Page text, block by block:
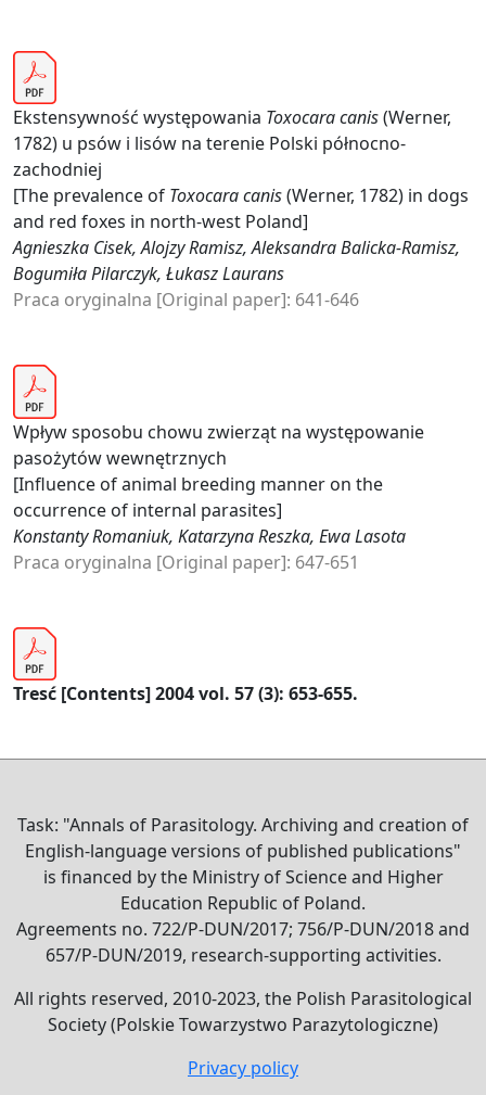
Ekstensywność występowania Toxocara canis(Werner,
1782) u psów i lisów na terenie Polski północno-
zachodniej
[The prevalence of Toxocara canis(Werner, 1782) in dogs
and red foxes in north-west Poland]
Agnieszka Cisek, Alojzy Ramisz, Aleksandra Balicka-Ramisz,
Bogumiła Pilarczyk, Łukasz Laurans
Praca oryginalna [Original paper]: 641-646
Wpływ sposobu chowu zwierząt na występowanie
pasożytów wewnętrznych
[Influence of animal breeding manner on the
occurrence of internal parasites]
Konstanty Romaniuk, Katarzyna Reszka, Ewa Lasota
Praca oryginalna [Original paper]: 647-651
Tresć [Contents] 2004 vol. 57 (3): 653-655.
Task: "Annals of Parasitology. Archiving and creation of
English-language versions of published publications"
is financed by the Ministry of Science and Higher
Education Republic of Poland.
Agreements no. 722/P-DUN/2017; 756/P-DUN/2018 and
657/P-DUN/2019, research-supporting activities.
All rights reserved, 2010-2023, the Polish Parasitological
Society (Polskie Towarzystwo Parazytologiczne)
Privacy policy